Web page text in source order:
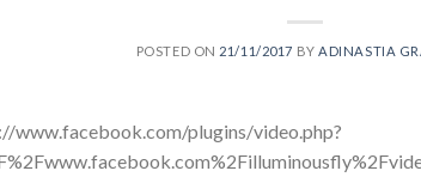
POSTED ON 21/11/2017 BYADINASTIA
www.facebook.com/plugins/video.php?